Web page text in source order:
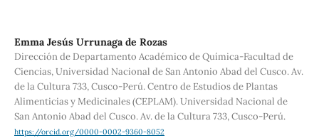
Emma Jesús Urrunaga de Rozas
Dirección de Departamento Académico de Química-Facultad de
Ciencias, Universidad Nacional de San Antonio Abad del Cusco. Av.
de la Cultura 733, Cusco-Perú. Centro de Estudios de Plantas
Alimenticias y Medicinales (CEPLAM). Universidad Nacional de
San Antonio Abad del Cusco. Av. de la Cultura 733, Cusco-Perú.
https://orcid.org/0000-0002-9360-8052